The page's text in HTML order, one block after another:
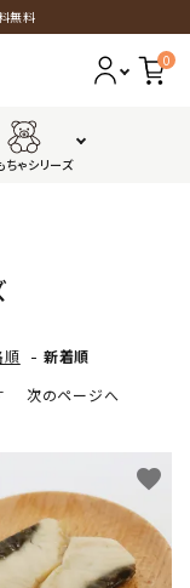
無料
0
ちゃシリーズ
順 - 新着順
次のページへ
favorite